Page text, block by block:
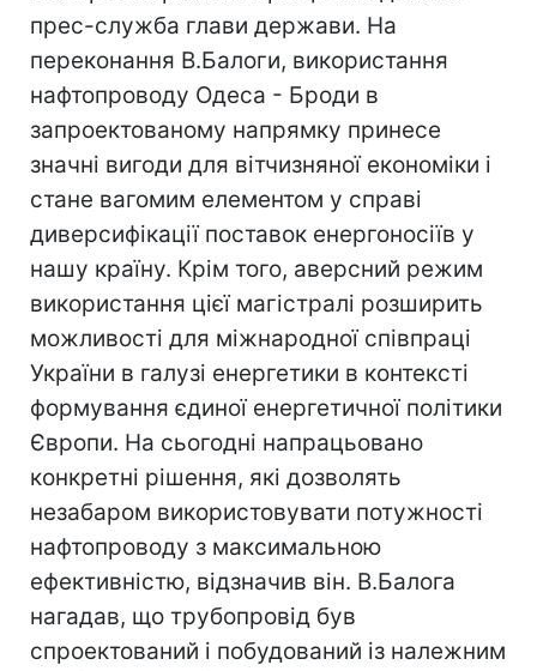
прес-служба глави держави. На
переконання В.Балоги, використання
нафтопроводу Одеса - Броди в
запроектованому напрямку принесе
значні вигоди для вітчизняної економіки і
стане вагомим елементом у справі
диверсифікації поставок енергоносіїв у
нашу країну. Крім того, аверсний режим
використання цієї магістралі розширить
можливості для міжнародної співпраці
України в галузі енергетики в контексті
формування єдиної енергетичної політики
Європи. На сьогодні напрацьовано
конкретні рішення, які дозволять
незабаром використовувати потужності
нафтопроводу з максимальною
ефективністю, відзначив він. В.Балога
нагадав, що трубопровід був
спроектований і побудований із належним